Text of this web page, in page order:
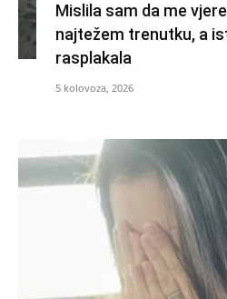
Mislila sam da me
najtežem trenutku, a
rasplakala
5 kolovoza, 2026